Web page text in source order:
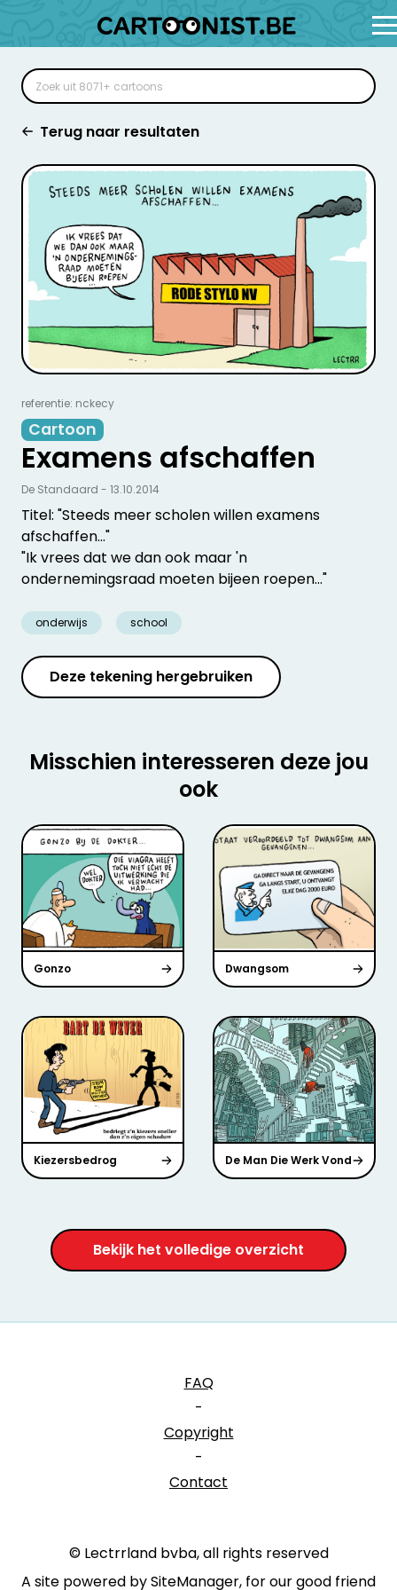
Terug naar resultaten
referentie: nckecy
Cartoon
Examens afschaffen
Titel: "Steeds meer scholen willen examens
afschaffen..."
"Ik vrees dat we dan ook maar 'n
ondernemingsraad moeten bijeen roepen..."
onderwijs school
De Standaard - 13.10.2014
Deze tekening hergebruiken
Misschien interesseren deze jou
ook
Gonzo Dwangsom
Kiezersbedrog De Man Die Werk Vond
Bekijk het volledige overzicht
FAQ
-
Copyright
-
Contact
© Lectrrland bvba, all rights reserved
A site powered by SiteManager, for our good friend